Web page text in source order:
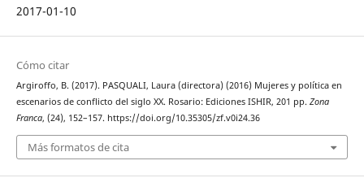
2017-01-10
Cómo citar
Argiroffo, B. (2017). PASQUALI, Laura (directora) (2016) Mujeres y política en
escenarios de conflicto del siglo XX. Rosario: Ediciones ISHIR, 201 pp. Zona
Franca, (24), 152–157. https://doi.org/10.35305/zf.v0i24.36
Más formatos de cita